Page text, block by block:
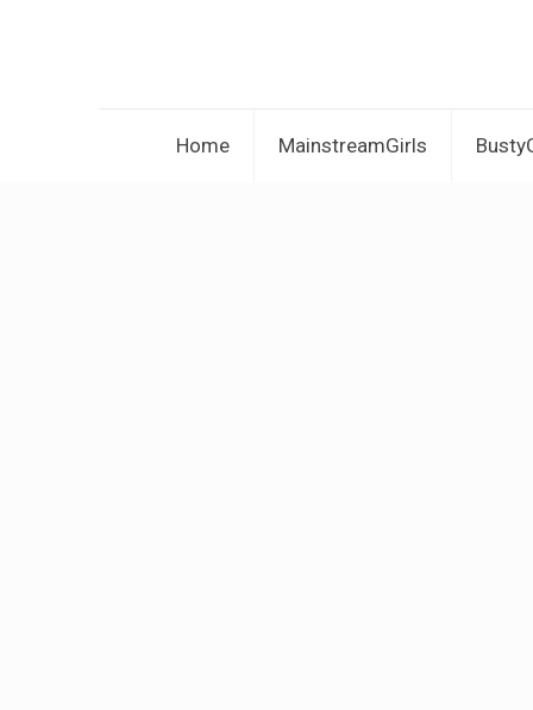
Home MainstreamGirls